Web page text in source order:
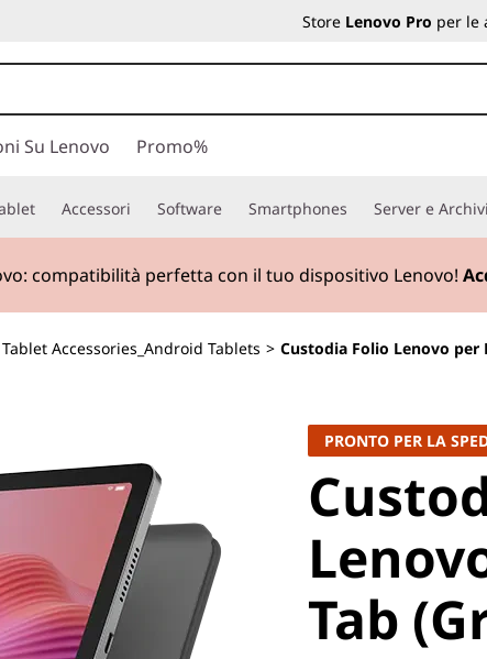
Store Lenovo Pro per le
Su Lenovo Promo%
Accessori Software Smartphones Server e
compatibilità perfetta con il tuo dispositivo Lenovo!
Tablet Accessories_Android Tablets > Custodia Folio Lenovo per
PRONTO PER LA
Tab